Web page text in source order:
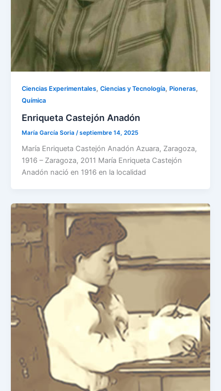
Ciencias Experimentales,Ciencias y Tecnología, Pioneras,
Química
Enriqueta Castejón Anadón
María García Soria /septiembre 14, 2025
María Enriqueta Castejón Anadón Azuara, Zaragoza,
1916 – Zaragoza, 2011 María Enriqueta Castejón
Anadón nació en 1916 en la localidad